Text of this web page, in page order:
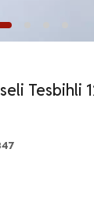
Tesbihli